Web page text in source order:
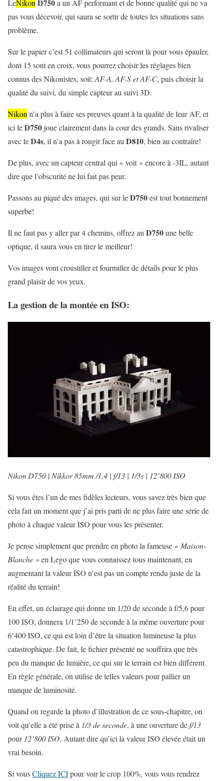
LeNikon D750a un AF performant et de bonne qualité qui ne va
pas vous décevoir, qui saura se sortir de toutes les situations sans
problème.
Sur le papier c’est 51 collimateurs qui seront là pour vous épauler,
dont 15 sont en croix, vous pourrez choisir les réglages bien
connus des Nikonistes, soit: AF-A, AF-S et AF-C, puis choisir la
qualité du suivi, du simple capteur au suivi 3D.
Nikon n’a plus à faire ses preuves quant à la qualité de leur AF, et
ici leD750joue clairement dans la cour des grands. Sans rivaliser
avec leD4s, il n’a pas à rougir face au D810, bien au contraire!
De plus, avec un capteur central qui « voit » encore à -3IL, autant
dire que l’obscurité ne lui fait pas peur.
Passons au piqué des images, qui sur leD750est tout bonnement
superbe!
Il ne faut pas y aller par 4 chemins, offrez au D750une belle
optique, il saura vous en tirer le meilleur!
Vos images vont croustiller et fourmiller de détails pour le plus
grand plaisir de vos yeux.
La gestion de la montée en ISO:
Nikon D750 | Nikkor 85mm /1,4 | f/13 | 1/3s | 12’800 ISO
Si vous êtes l’un de mes fidèles lecteurs, vous savez très bien que
cela fait un moment que j’ai pris parti de ne plus faire une série de
photo à chaque valeur ISO pour vous les présenter.
Je pense simplement que prendre en photo la fameuse « Maison-
Blanche »en Lego que vous connaissez tous maintenant, en
augmentant la valeur ISO n’est pas un compte rendu juste de la
réalité du terrain!
En effet, un éclairage qui donne un 1/20 de seconde à f/5,6 pour
100 ISO, donnera 1/1’250 de seconde à la même ouverture pour
6’400 ISO, ce qui est loin d’être la situation lumineuse la plus
catastrophique. De fait, le fichier présenté ne souffrira que très
peu du manque de lumière, ce qui sur le terrain est bien différent.
En règle générale, on utilise de telles valeurs pour pallier un
manque de luminosité.
Quand on regarde la photo d’illustration de ce sous-chapitre, on
voit qu’elle a été prise à 1/3 de seconde, à une ouverture def/13
pour 12’800 ISO. Autant dire qu’ici la valeur ISO élevée était un
vrai besoin.
Si vousCliquez ICIpour voir le crop 100%, vous vous rendrez